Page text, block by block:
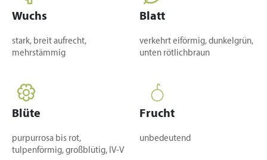
Wuchs
stark, breit aufrecht,
mehrstämmig
Blatt
verkehrt eiförmig, dunkelgrün,
unten rötlichbraun
Blüte
purpurrosa bis rot,
tulpenförmig, großblütig, IV-V
Frucht
unbedeutend